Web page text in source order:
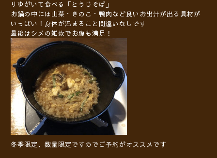
りゆがいて食べる「とうじそば」
お鍋の中には山菜・きのこ・鴨肉など良いお出汁が出る具材が
いっぱい！身体が温まること間違いなしです
最後はシメの雑炊でお腹も満足！
冬季限定、数量限定ですのでご予約がオススメです